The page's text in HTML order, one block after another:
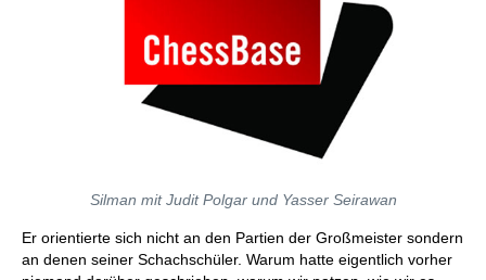
Silman mit Judit Polgar und Yasser Seirawan
Er orientierte sich nicht an den Partien der Großmeister sondern
an denen seiner Schachschüler. Warum hatte eigentlich vorher